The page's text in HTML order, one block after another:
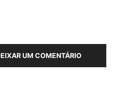
UM COMENTÁRIO